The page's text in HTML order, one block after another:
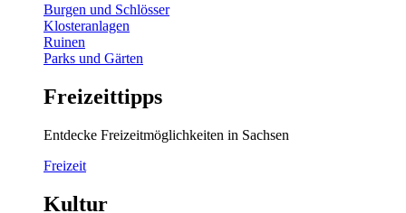
Burgen und Schlösser
Klosteranlagen
Ruinen
Parks und Gärten
Freizeittipps
Entdecke Freizeitmöglichkeiten in Sachsen
Freizeit
Kultur